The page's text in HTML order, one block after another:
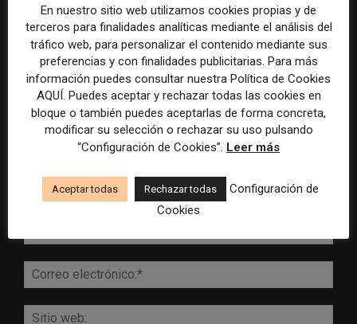
DEJA UNA RESPUESTA
En nuestro sitio web utilizamos cookies propias y de
terceros para finalidades analíticas mediante el análisis del
tráfico web, para personalizar el contenido mediante sus
preferencias y con finalidades publicitarias. Para más
información puedes consultar nuestra Política de Cookies
AQUÍ. Puedes aceptar y rechazar todas las cookies en
bloque o también puedes aceptarlas de forma concreta,
modificar su selección o rechazar su uso pulsando
“Configuración de Cookies”. Leer más
Aceptar todas Rechazar todas
Configuración de
Cookies